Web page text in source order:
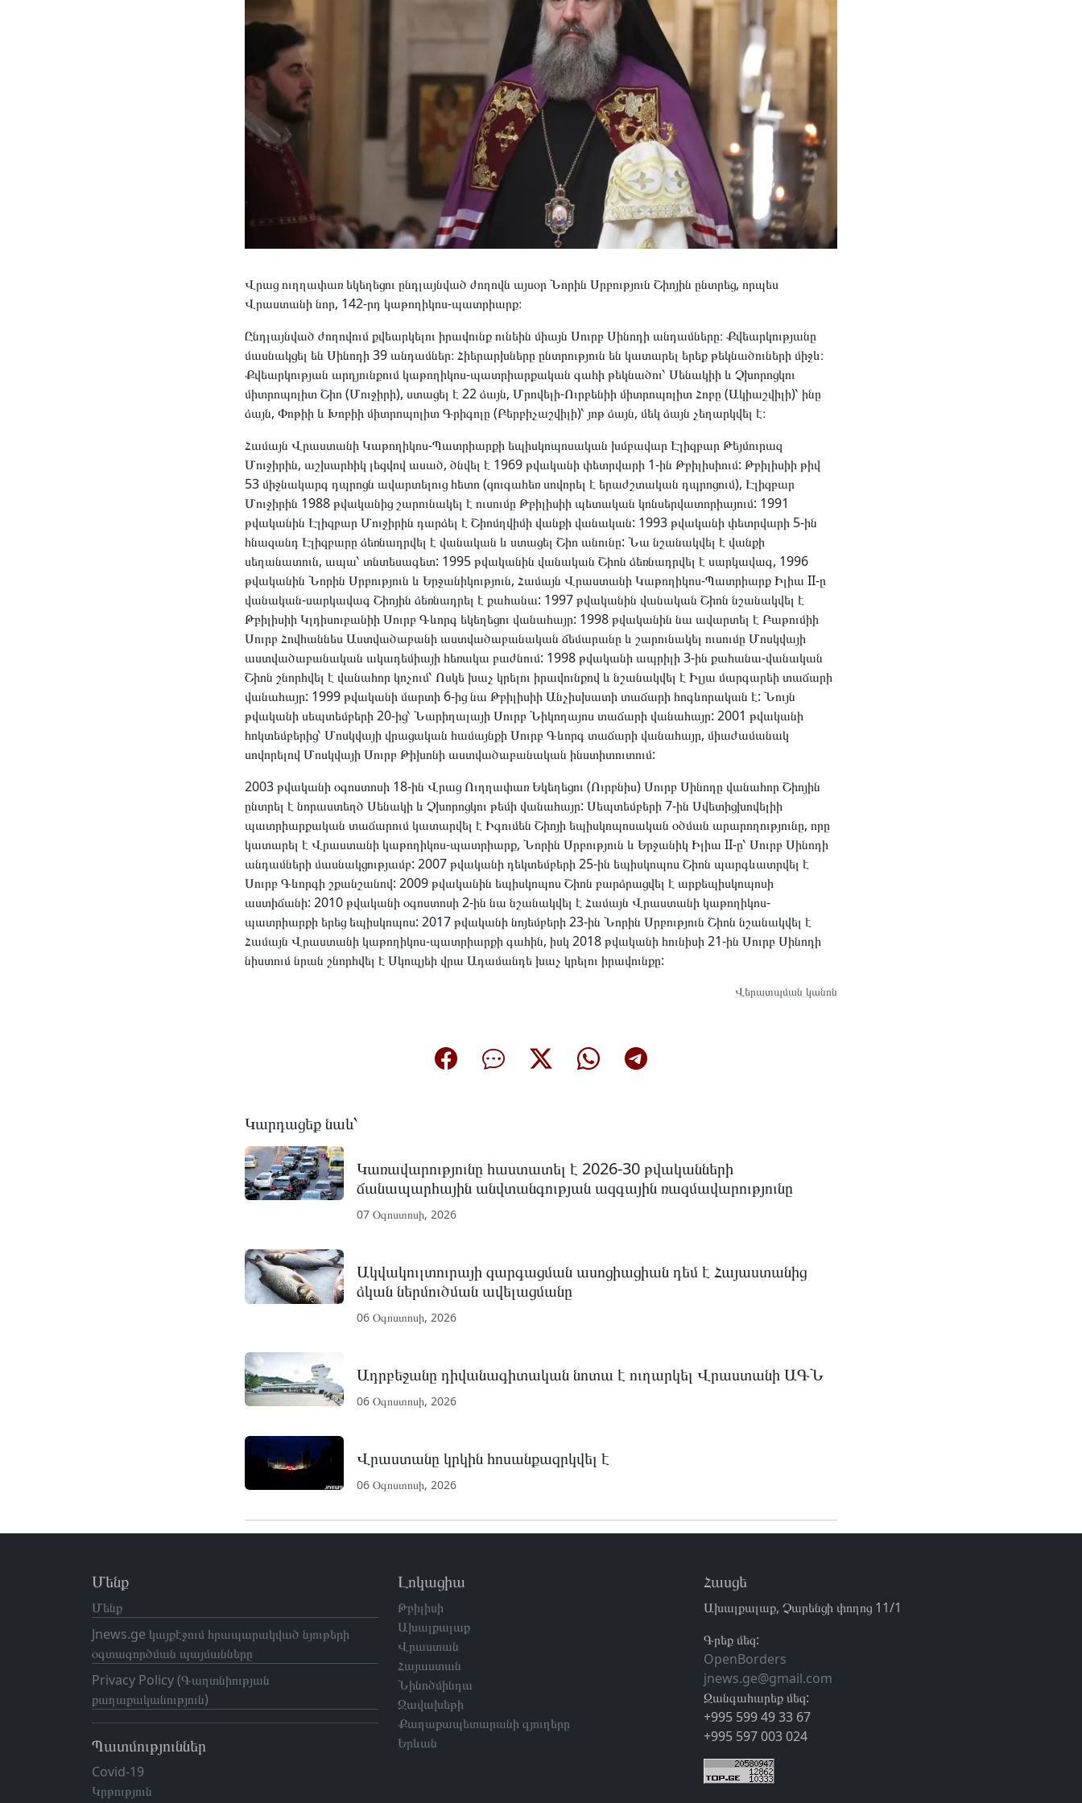
Վրաց ուղղափառ եկեղեցու ընդլայնված ժողովն այսօր Նորին Սրբություն Շիոյին ընտրեց, որպես
Վրաստանի նոր, 142-րդ կաթողիկոս-պատրիարք։
Ընդլայնված ժողովում քվեարկելու իրավունք ունեին միայն Սուրբ Սինոդի անդամները։ Քվեարկությանը
մասնակցել են Սինոդի 39 անդամներ։ Հիերարխները ընտրություն են կատարել երեք թեկնածուների միջև։
Քվեարկության արդյունքում կաթողիկոս-պատրիարքական գահի թեկնածու՝ Սենակիի և Չխորոցկու
միտրոպոլիտ Շիո (Մուջիրի), ստացել է 22 ձայն, Մրովելի-Ուրբենիի միտրոպոլիտ Հոբը (Ակիաշվիլի)՝ ինը
ձայն, Փոթիի և Խոբիի միտրոպոլիտ Գրիգոլը (Բերբիչաշվիլի)՝ յոթ ձայն, մեկ ձայն չեղարկվել է։
Համայն Վրաստանի Կաթողիկոս-Պատրիարքի եպիսկոպոսական խմբավար Էլիզբար Թեյմուրազ
Մուջիրին, աշխարհիկ լեզվով ասած, ծնվել է 1969 թվականի փետրվարի 1-ին Թբիլիսիում: Թբիլիսիի թիվ
53 միջնակարգ դպրոցն ավարտելուց հետո (զուգահեռ սովորել է երաժշտական ​​դպրոցում), Էլիզբար
Մուջիրին 1988 թվականից շարունակել է ուսումը Թբիլիսիի պետական ​​կոնսերվատորիայում: 1991
թվականին Էլիզբար Մուջիրին դարձել է Շիոմղվիմի վանքի վանական: 1993 թվականի փետրվարի 5-ին
հնազանդ Էլիզբարը ձեռնադրվել է վանական և ստացել Շիո անունը: Նա նշանակվել է վանքի
սեղանատուն, ապա՝ տնտեսագետ: 1995 թվականին վանական Շիոն ձեռնադրվել է սարկավագ, 1996
թվականին Նորին Սրբություն և Երջանիկություն, Համայն Վրաստանի Կաթողիկոս-Պատրիարք Իլիա II-ը
վանական-սարկավագ Շիոյին ձեռնադրել է քահանա: 1997 թվականին վանական Շիոն նշանակվել է
Թբիլիսիի Կլդիսուբանիի Սուրբ Գևորգ եկեղեցու վանահայր: 1998 թվականին նա ավարտել է Բաթումիի
Սուրբ Հովհաննես Աստվածաբանի աստվածաբանական ճեմարանը և շարունակել ուսումը Մոսկվայի
աստվածաբանական ակադեմիայի հեռակա բաժնում: 1998 թվականի ապրիլի 3-ին քահանա-վանական
Շիոն շնորհվել է վանահոր կոչում՝ Ոսկե խաչ կրելու իրավունքով և նշանակվել է Իլյա մարգարեի տաճարի
վանահայր: 1999 թվականի մարտի 6-ից նա Թբիլիսիի Անչիսխատի տաճարի հոգևորական է: Նույն
թվականի սեպտեմբերի 20-ից՝ Նարիղալայի Սուրբ Նիկողայոս տաճարի վանահայր: 2001 թվականի
հոկտեմբերից՝ Մոսկվայի վրացական համայնքի Սուրբ Գևորգ տաճարի վանահայր, միաժամանակ
սովորելով Մոսկվայի Սուրբ Թիխոնի աստվածաբանական ինստիտուտում:
2003 թվականի օգոստոսի 18-ին Վրաց Ուղղափառ Եկեղեցու (Ուրբնիս) Սուրբ Սինոդը վանահոր Շիոյին
ընտրել է նորաստեղծ Սենակի և Չխորոցկու թեմի վանահայր: Սեպտեմբերի 7-ին Սվետիցխովելիի
պատրիարքական տաճարում կատարվել է Իգումեն Շիոյի եպիսկոպոսական օծման արարողությունը, որը
կատարել է Վրաստանի կաթողիկոս-պատրիարք, Նորին Սրբություն և Երջանիկ Իլիա II-ը՝ Սուրբ Սինոդի
անդամների մասնակցությամբ: 2007 թվականի դեկտեմբերի 25-ին եպիսկոպոս Շիոն պարգևատրվել է
Սուրբ Գևորգի շքանշանով: 2009 թվականին եպիսկոպոս Շիոն բարձրացվել է արքեպիսկոպոսի
աստիճանի: 2010 թվականի օգոստոսի 2-ին նա նշանակվել է Համայն Վրաստանի կաթողիկոս-
պատրիարքի երեց եպիսկոպոս: 2017 թվականի նոյեմբերի 23-ին Նորին Սրբություն Շիոն նշանակվել է
Համայն Վրաստանի կաթողիկոս-պատրիարքի գահին, իսկ 2018 թվականի հունիսի 21-ին Սուրբ Սինոդի
նիստում նրան շնորհվել է Սկոպյեի վրա Ադամանդե խաչ կրելու իրավունքը:
Վերատպման կանոն
Կարդացեք նաև՝
Կառավարությունը հաստատել է 2026-30 թվականների
ճանապարհային անվտանգության ազգային ռազմավարությունը
07 Օգոստոսի, 2026
Ակվակուլտուրայի զարգացման ասոցիացիան դեմ է Հայաստանից
ձկան ներմուծման ավելացմանը
06 Օգոստոսի, 2026
Ադրբեջանը դիվանագիտական նոտա է ուղարկել Վրաստանի ԱԳՆ
06 Օգոստոսի, 2026
Վրաստանը կրկին հոսանքազրկվել է
06 Օգոստոսի, 2026
Մենք
Մենք
Jnews.ge կայքէջում հրապարակված նյութերի
օգտագործման պայմանները
Privacy Policy (Գաղտնիության
քաղաքականություն)
Պատմություններ
Covid-19
Կրթություն
Լոկացիա
Թբիլիսի
Ախալքալաք
Վրաստան
Հայաստան
Նինոծմինդա
Ջավախեթի
Քաղաքապետարանի գյուղերը
Երևան
Հասցե
Ախալքալաք, Չարենցի փողոց 11/1
Գրեք մեզ:
OpenBorders
jnews.ge@gmail.com
Զանգահարեք մեզ:
+995 599 49 33 67
+995 597 003 024